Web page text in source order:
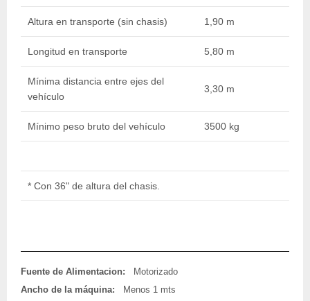
Altura en transporte (sin chasis) 1,90 m
Longitud en transporte 5,80 m
Mínima distancia entre ejes del
vehículo
3,30 m
Mínimo peso bruto del vehículo 3500 kg
* Con 36" de altura del chasis.
Fuente de Alimentacion:
Motorizado
Ancho de la máquina:
Menos 1 mts